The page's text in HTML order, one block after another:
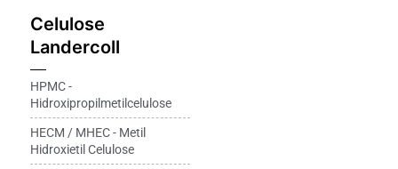
Celulose
Landercoll
HPMC -
Hidroxipropilmetilcelulose
HECM / MHEC - Metil
Hidroxietil Celulose